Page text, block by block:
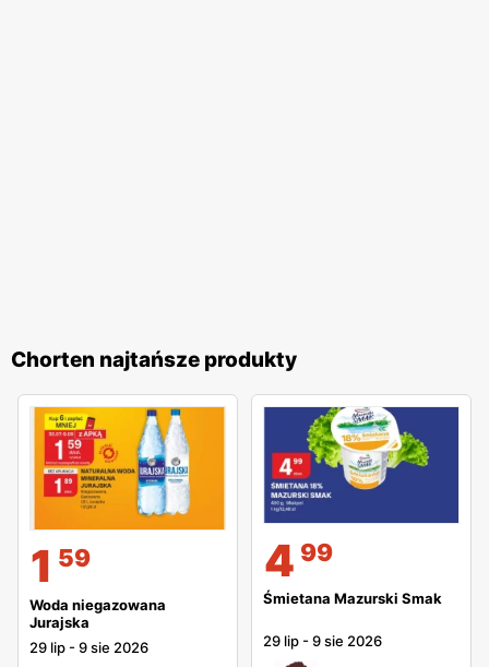
zakupy jeszcze bardziej opłacalnymi. Dzięki szerokiemu
asortymentowi oraz licznym udogodnieniom,Chortenjest
miejscem, które warto odwiedzać regularnie, ciesząc się
wygodą i korzyściami płynącymi z zakupów.
Chorten najtańsze produkty
1 59
Woda niegazowana
Jurajska
29 lip -9 sie 2026
4 99
Śmietana Mazurski Smak
29 lip -9 sie 2026